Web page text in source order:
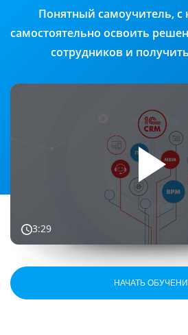
Понятный самоучитель, с
самостоятельно освоить
сотрудников и
3:29
НАЧАТЬ